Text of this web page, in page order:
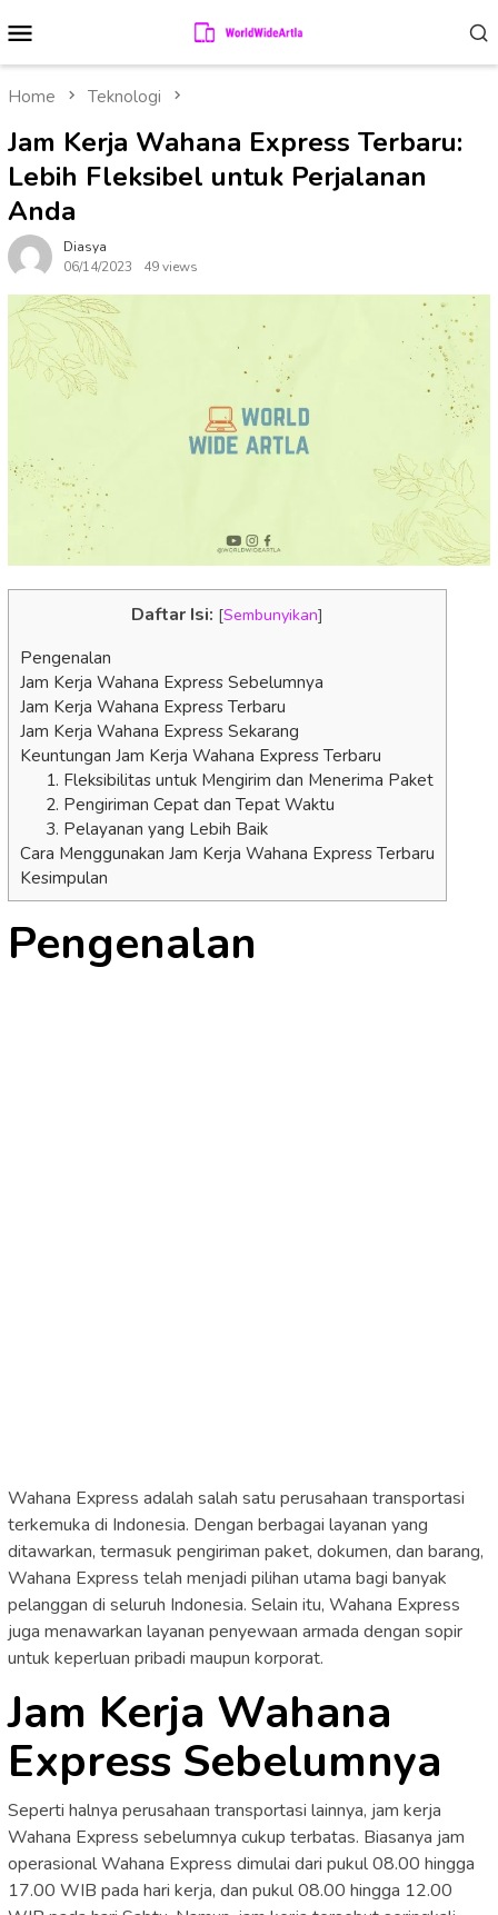
to
contentMenu
Home Teknologi
Jam Kerja Wahana Express Terbaru:
Lebih Fleksibel untuk Perjalanan
Anda
Diasya
06/14/2023
49 views
Daftar Isi: [Sembunyikan]
Pengenalan
Jam Kerja Wahana Express Sebelumnya
Jam Kerja Wahana Express Terbaru
Jam Kerja Wahana Express Sekarang
Keuntungan Jam Kerja Wahana Express Terbaru
1. Fleksibilitas untuk Mengirim dan Menerima Paket
2. Pengiriman Cepat dan Tepat Waktu
3. Pelayanan yang Lebih Baik
Cara Menggunakan Jam Kerja Wahana Express Terbaru
Kesimpulan
Pengenalan
Wahana Express adalah salah satu perusahaan transportasi
terkemuka di Indonesia. Dengan berbagai layanan yang
ditawarkan, termasuk pengiriman paket, dokumen, dan barang,
Wahana Express telah menjadi pilihan utama bagi banyak
pelanggan di seluruh Indonesia. Selain itu, Wahana Express
juga menawarkan layanan penyewaan armada dengan sopir
untuk keperluan pribadi maupun korporat.
Jam Kerja Wahana
Express Sebelumnya
Seperti halnya perusahaan transportasi lainnya, jam kerja
Wahana Express sebelumnya cukup terbatas. Biasanya jam
operasional Wahana Express dimulai dari pukul 08.00 hingga
17.00 WIB pada hari kerja, dan pukul 08.00 hingga 12.00